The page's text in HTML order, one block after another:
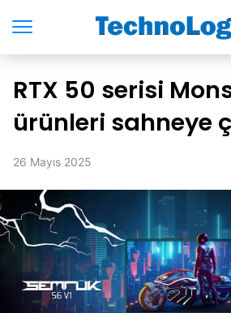
RTX 50 serisi
ürünleri sahneye
26 Mayıs 2025